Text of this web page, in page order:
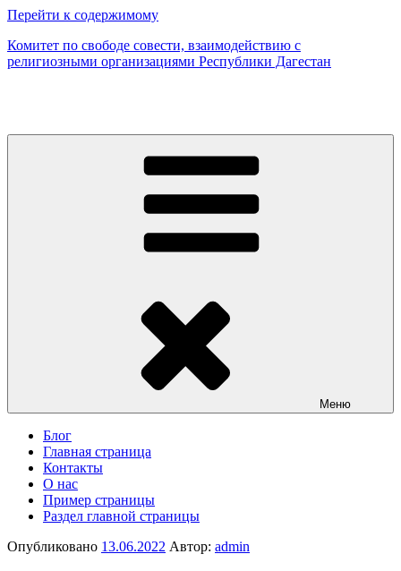
Перейти к содержимому
Комитет по свободе совести, взаимодействию с
религиозными организациями Республики Дагестан
Меню
Блог
Главная страница
Контакты
О нас
Пример страницы
Раздел главной страницы
Опубликовано 13.06.2022 Автор: admin